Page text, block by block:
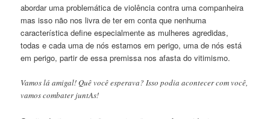
abordar uma problemática de violência contra uma companheira
mas isso não nos livra de ter em conta que nenhuma
característica define especialmente as mulheres agredidas,
todas e cada uma de nós estamos em perigo, uma de nós está
em perigo, partir de essa premissa nos afasta do vitimismo.
Vamos lá amigal! Quê você esperava? Isso podia acontecer com você,
vamos combater juntAs!